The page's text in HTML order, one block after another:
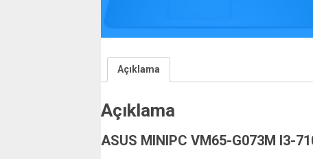
Açıklama
Açıklama
ASUS MINIPC VM65-G073M I3-